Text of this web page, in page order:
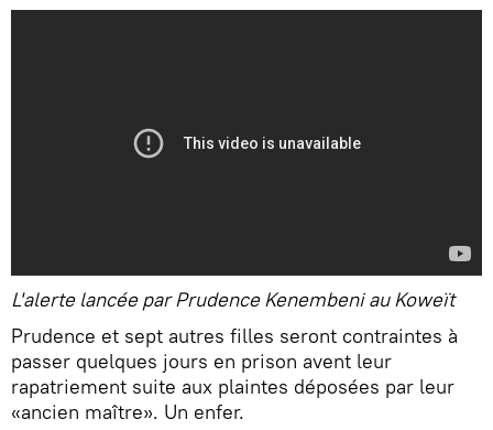
L'alerte lancée par Prudence Kenembeni au Koweït
Prudence et sept autres filles seront contraintes à
passer quelques jours en prison avent leur
rapatriement suite aux plaintes déposées par leur
«ancien maître». Un enfer.